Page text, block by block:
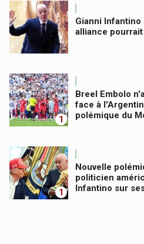
Gianni Infantino
alliance
1
Breel Embolo
face à
polémique du
1
Nouvelle
politicien
Infantino sur